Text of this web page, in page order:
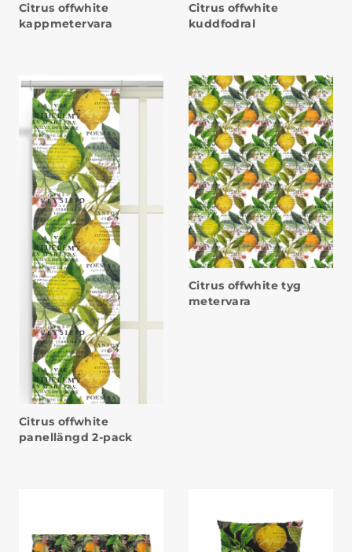
Citrus offwhite
kappmetervara
Citrus offwhite
kuddfodral
Citrus offwhite
panellängd 2-pack
Citrus offwhite tyg
metervara